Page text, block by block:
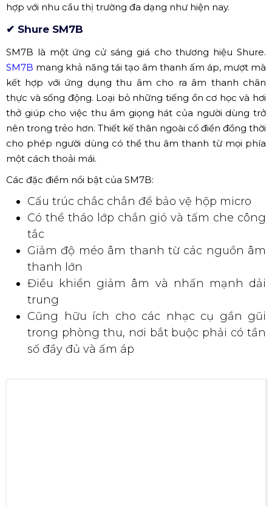
Ở thị trường sản xuất công cụ phục vụ cho các tính
năng khác nhau của hệ thống âm thanh trong từng ứng
truyền cảm hứng cũng như tạo danh tiếng của mình
thông qua việc cho ra đời các sản phẩm về micro để phù
hợp với nhu cầu thị trường đa dạng như hiện nay.
✔ Shure SM7B
SM7B là một ứng cử sáng giá cho thương hiệu Shure.
SM7Bmang khả năng tái tạo âm thanh ấm áp, mượt mà
kết hợp với ứng dụng thu âm cho ra âm thanh chân
thực và sống động. Loại bỏ những tiếng ồn cơ học và hơi
thở giúp cho việc thu âm giọng hát của người dùng trở
nên trong trẻo hơn. Thiết kế thân ngoài cổ điển đồng thời
cho phép người dùng có thể thu âm thanh từ mọi phía
một cách thoải mái.
Các đặc điểm nổi bật của SM7B:
Cấu trúc chắc chắn để bảo vệ hộp micro
Có thể tháo lớp chắn gió và tấm che công
tắc
Giảm độ méo âm thanh từ các nguồn âm
thanh lớn